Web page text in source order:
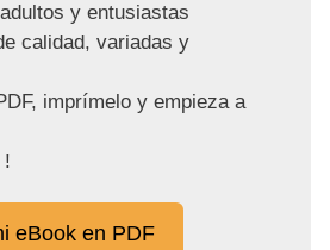
y entusiastas
calidad, variadas y
imprímelo y empieza a
!
eBook en PDF